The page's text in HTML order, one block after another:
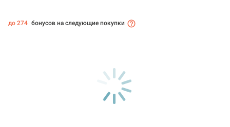
до 274 бонусов на следующие покупки